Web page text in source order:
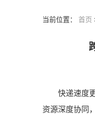
当前位置： 首页
快递速度
资源深度协同